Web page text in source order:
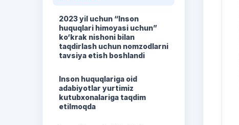
2023 yil uchun “Inson
huquqlari himoyasi uchun”
ko‘krak nishoni bilan
taqdirlash uchun nomzodlarni
tavsiya etish boshlandi
Inson huquqlariga oid
adabiyotlar yurtimiz
kutubxonalariga taqdim
etilmoqda